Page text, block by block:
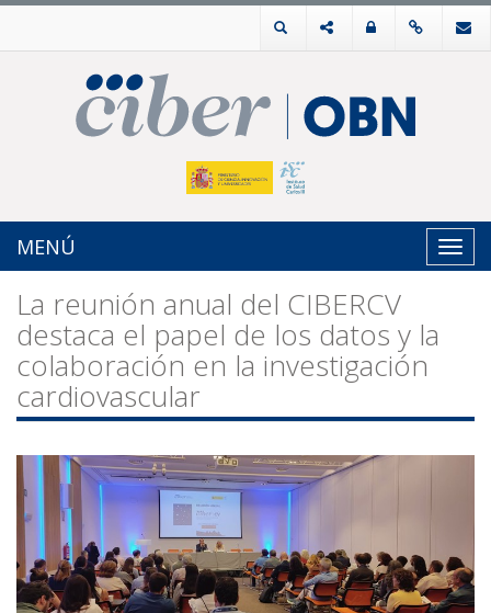
MENÚ
La reunión anual del CIBERCV
destaca el papel de los datos y la
colaboración en la investigación
cardiovascular